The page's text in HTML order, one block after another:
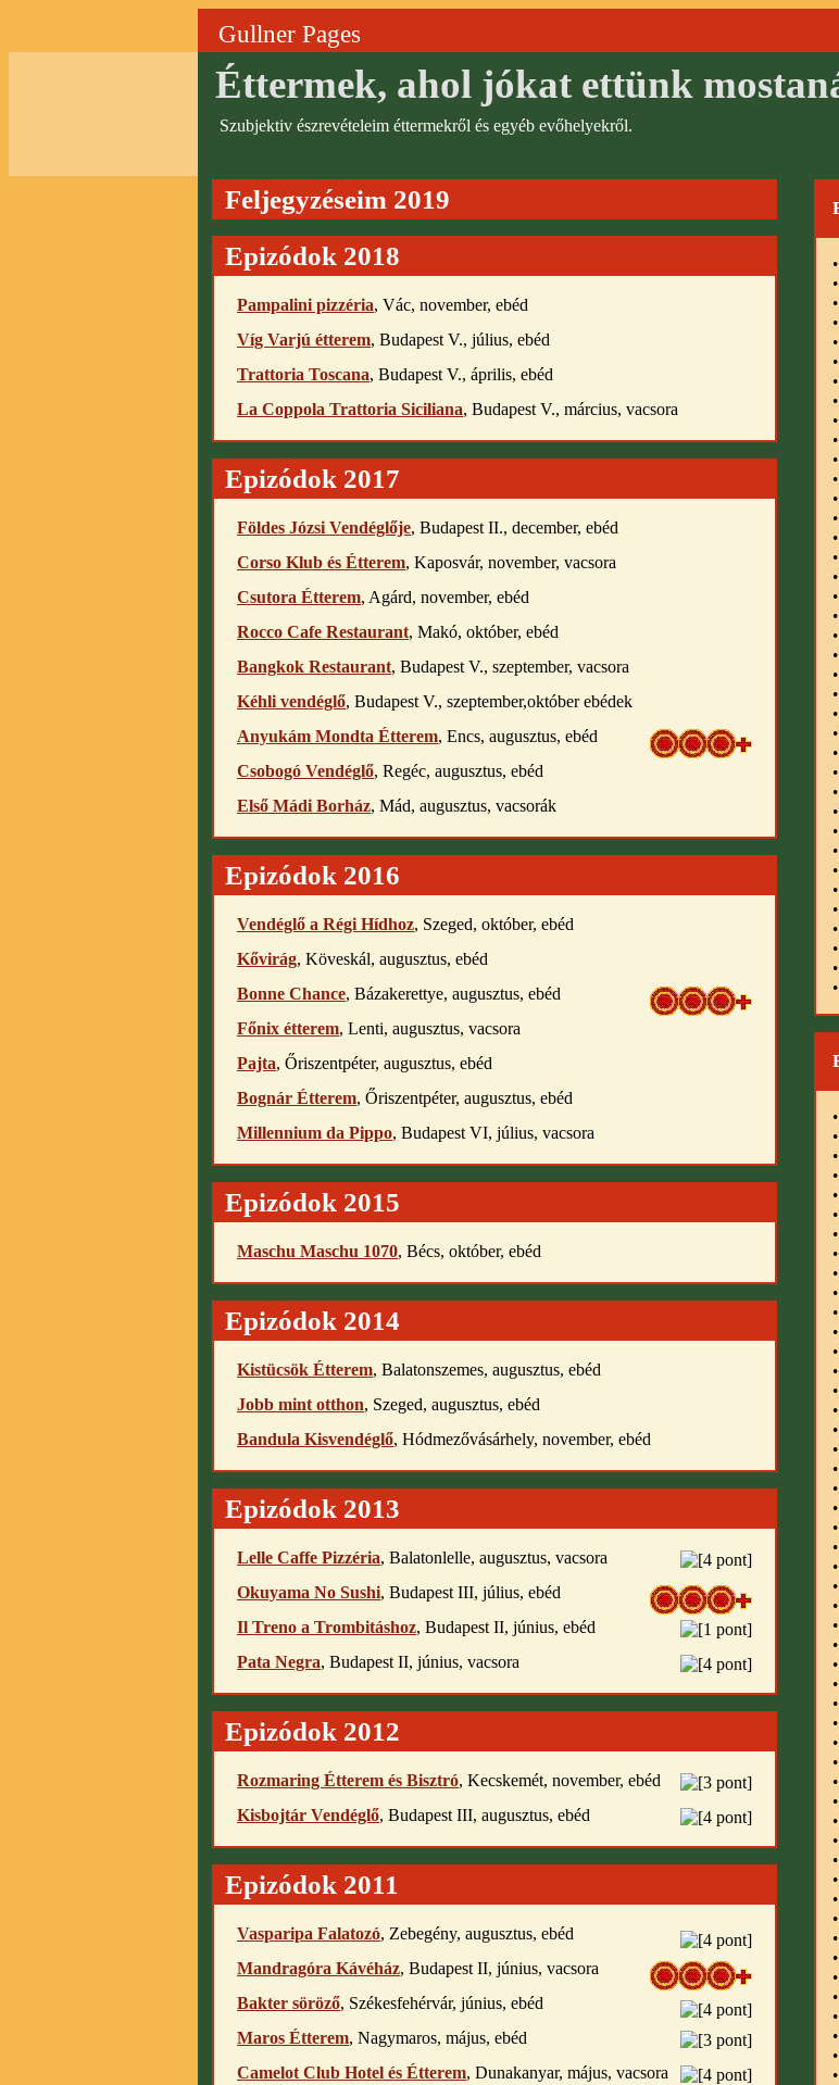
Gullner Pages
Éttermek, ahol jókat ettünk
Szubjektiv észrevételeim éttermekről és egyéb evőhelyekről.
Feljegyzéseim 2019
Epizódok 2018
Pampalini pizzéria, Vác, november, ebéd
Víg Varjú étterem, Budapest V., július, ebéd
Trattoria Toscana, Budapest V., április, ebéd
La Coppola Trattoria Siciliana, Budapest V., március, vacsora
Epizódok 2017
Földes Józsi Vendéglője, Budapest II., december, ebéd
Corso Klub és Étterem, Kaposvár, november, vacsora
Csutora Étterem, Agárd, november, ebéd
Rocco Cafe Restaurant, Makó, október, ebéd
Bangkok Restaurant, Budapest V., szeptember, vacsora
Kéhli vendéglő, Budapest V., szeptember,október ebédek
Anyukám Mondta Étterem, Encs, augusztus, ebéd
Csobogó Vendéglő, Regéc, augusztus, ebéd
Első Mádi Borház, Mád, augusztus, vacsorák
Epizódok 2016
Vendéglő a Régi Hídhoz, Szeged, október, ebéd
Kővirág, Köveskál, augusztus, ebéd
Bonne Chance, Bázakerettye, augusztus, ebéd
Főnix étterem, Lenti, augusztus, vacsora
Pajta, Őriszentpéter, augusztus, ebéd
Bognár Étterem, Őriszentpéter, augusztus, ebéd
Millennium da Pippo, Budapest VI, július, vacsora
Epizódok 2015
Maschu Maschu 1070, Bécs, október, ebéd
Epizódok 2014
Kistücsök Étterem, Balatonszemes, augusztus, ebéd
Jobb mint otthon, Szeged, augusztus, ebéd
Bandula Kisvendéglő, Hódmezővásárhely, november, ebéd
Epizódok 2013
Lelle Caffe Pizzéria, Balatonlelle, augusztus, vacsora
Okuyama No Sushi, Budapest III, július, ebéd
Il Treno a Trombitáshoz, Budapest II, június, ebéd
Pata Negra, Budapest II, június, vacsora
Epizódok 2012
Rozmaring Étterem és Bisztró, Kecskemét, november, ebéd
Kisbojtár Vendéglő, Budapest III, augusztus, ebéd
Epizódok 2011
Vasparipa Falatozó, Zebegény, augusztus, ebéd
Mandragóra Kávéház, Budapest II, június, vacsora
Bakter söröző, Székesfehérvár, június, ebéd
Maros Étterem, Nagymaros, május, ebéd
Camelot Club Hotel és Étterem, Dunakanyar, május, vacsora
•
•
•
•
•
•
•
•
•
•
•
•
•
•
•
•
•
•
•
•
•
•
•
•
•
•
•
•
•
•
•
•
•
•
•
•
•
•
•
•
•
•
•
•
•
•
•
•
•
•
•
•
•
•
•
•
•
•
•
•
•
•
•
•
•
•
•
•
•
•
•
•
•
•
•
•
•
•
•
•
•
•
•
•
•
•
•
•